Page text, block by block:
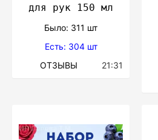
для рук 150 мл
Было: 311 шт
Есть: 304 шт
ОТЗЫВЫ
21:31